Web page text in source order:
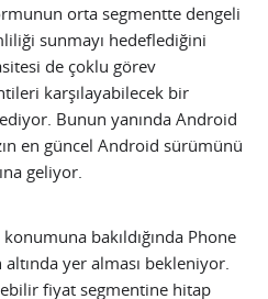
orta segmentte dengeli
sunmayı hedeflediğini
de çoklu görev
karşılayabilecek bir
Bunun yanında Android
en güncel Android sürümünü
geliyor.
bakıldığında Phone
yer alması bekleniyor.
fiyat segmentine hitap